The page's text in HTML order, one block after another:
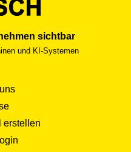
sichtbar
und KI-Systemen
erstellen